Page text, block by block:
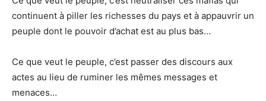
continuent à piller les richesses du pays et à appauvrir un
peuple dont le pouvoir d’achat est au plus bas…
Ce que veut le peuple, c’est passer des discours aux
actes au lieu de ruminer les mêmes messages et
menaces…